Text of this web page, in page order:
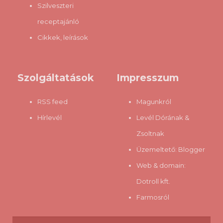
Szilveszteri
receptajánló
Cikkek, leírások
Szolgáltatások
RSS feed
Hírlevél
Impresszum
Magunkról
Levél Dórának &
Zsoltnak
Üzemeltető: Blogger
Web & domain:
Dotroll kft.
Farmosról